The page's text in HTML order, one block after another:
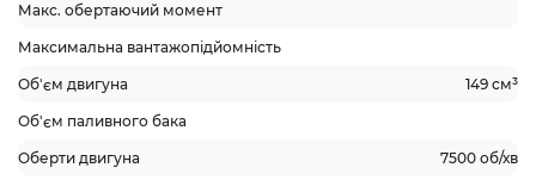
Макс. обертаючий момент
Максимальна вантажопідйомність
Об'єм двигуна 149 см³
Об'єм паливного бака
Оберти двигуна 7500 об/хв